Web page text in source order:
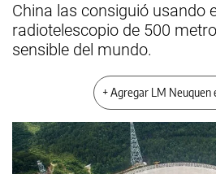
China las consiguió usando
radiotelescopio de 500
sensible del mundo.
+ Agregar LM Neuquen